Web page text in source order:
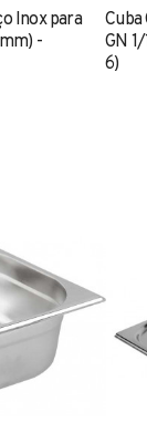
Inox para
-
GN
6)